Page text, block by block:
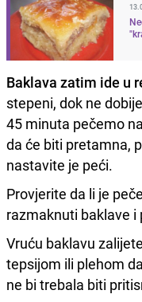
Baklava zatim ide u
stepeni, dok ne
45 minuta pečemo
da će biti pretamna,
nastavite je peći.
Provjerite da li je
razmaknuti baklave i
Vruću baklavu
tepsijom ili plehom
ne bi trebala biti